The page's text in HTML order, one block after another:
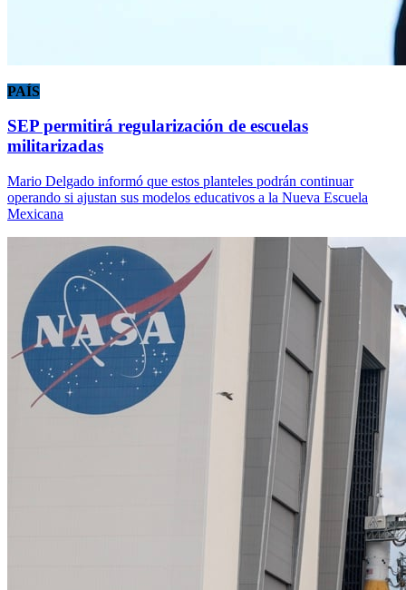
PAÍS
SEP permitirá regularización de escuelas
militarizadas
Mario Delgado informó que estos planteles podrán continuar
operando si ajustan sus modelos educativos a la Nueva Escuela
Mexicana